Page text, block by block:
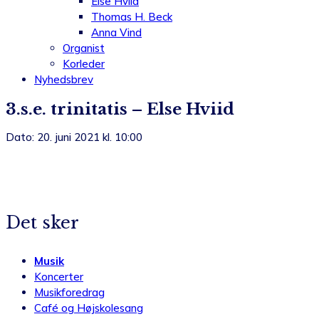
Thomas H. Beck
Anna Vind
Organist
Korleder
Nyhedsbrev
3.s.e. trinitatis – Else Hviid
Dato: 20. juni 2021 kl. 10:00
Det sker
Musik
Koncerter
Musikforedrag
Café og Højskolesang